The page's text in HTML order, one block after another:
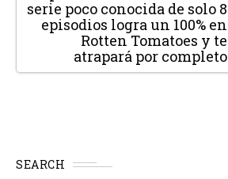
serie poco conocida de solo 8
episodios logra un 100% en
Rotten Tomatoes y te
atrapará por completo
SEARCH